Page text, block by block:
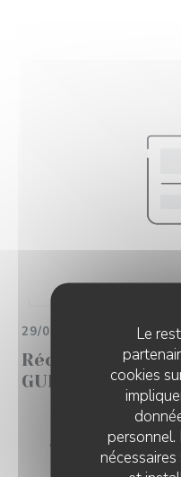
Le
cookies
personnel.
Récompensé
GURU
29/05/2025
Recommandé